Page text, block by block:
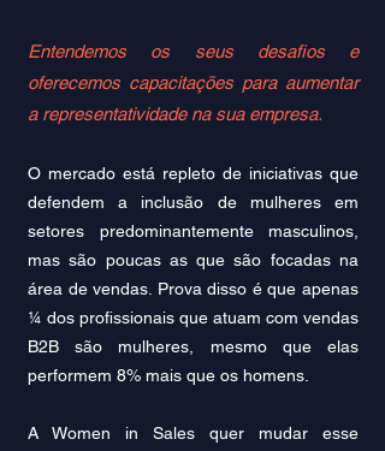
Entendemos os seus desafios e
oferecemos capacitações para aumentar
a representatividade na sua empresa.
O mercado está repleto de iniciativas que
defendem a inclusão de mulheres em
setores predominantemente masculinos,
mas são poucas as que são focadas na
área de vendas. Prova disso é que apenas
¼ dos profissionais que atuam com vendas
B2B são mulheres, mesmo que elas
performem 8% mais que os homens.
A Women in Sales quer mudar esse